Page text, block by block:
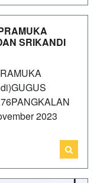
SRIKANDI
2023